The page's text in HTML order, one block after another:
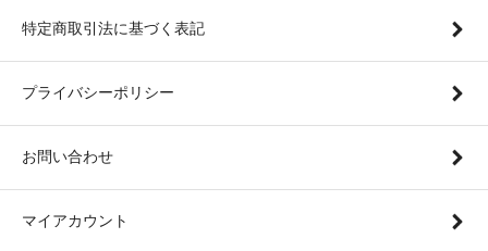
特定商取引法に基づく表記
プライバシーポリシー
お問い合わせ
マイアカウント